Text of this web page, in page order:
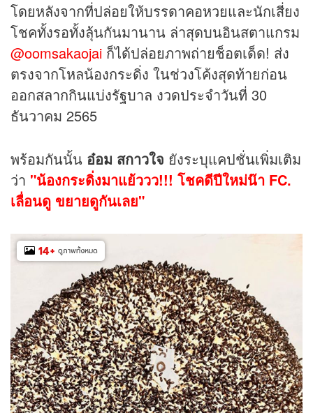
โดยหลังจากที่ปล่อยให้บรรดาคอหวยและนักเสี่ยง
โชคทั้งรอทั้งลุ้นกันมานาน ล่าสุดบนอินสตาแกรม
@oomsakaojai ก็ได้ปล่อยภาพถ่ายช็อตเด็ด! ส่ง
ตรงจากโหลน้องกระดิ่ง ในช่วงโค้งสุดท้ายก่อน
ออกสลากกินแบ่งรัฐบาล งวดประจำวันที่ 30
ธันวาคม 2565
พร้อมกันนั้น อ๋อม สกาวใจ ยังระบุแคปชั่นเพิ่มเติม
ว่า "น้องกระดิ่งมาแย้ววว!!! โชคดีปีใหม่น๊า FC.
เลื่อนดู ขยายดูกันเลย"
14+ ดูภาพทั้งหมด